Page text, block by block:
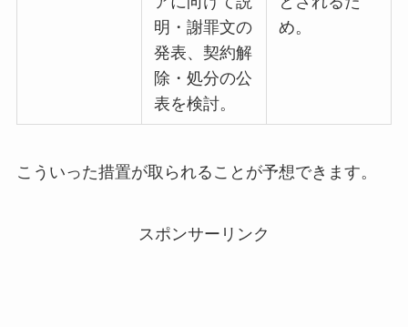
明・謝罪文の
発表、契約解
除・処分の公
表を検討。
め。
こういった措置が取られることが予想できます。
スポンサーリンク